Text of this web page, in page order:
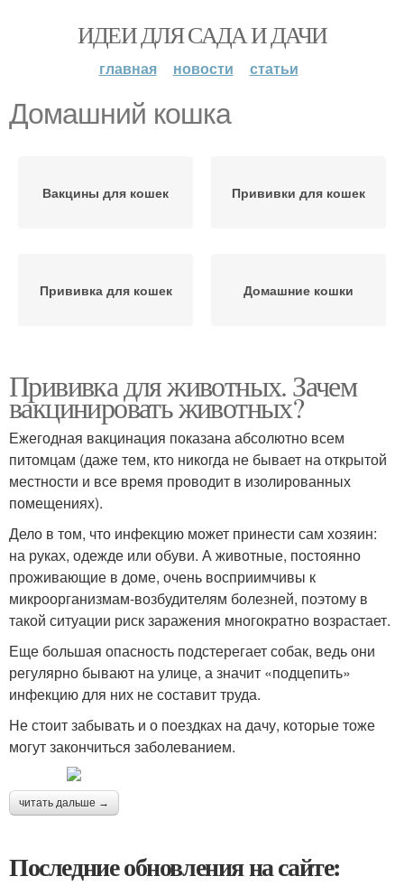
ИДЕИ ДЛЯ САДА И ДАЧИ
главная новости статьи
Домашний кошка
Вакцины для кошек Прививки для кошек
Прививка для кошек Домашние кошки
Прививка для животных. Зачем
вакцинировать животных?
Ежегодная вакцинация показана абсолютно всем
питомцам (даже тем, кто никогда не бывает на открытой
местности и все время проводит в изолированных
помещениях).
Дело в том, что инфекцию может принести сам хозяин:
на руках, одежде или обуви. А животные, постоянно
проживающие в доме, очень восприимчивы к
микроорганизмам-возбудителям болезней, поэтому в
такой ситуации риск заражения многократно возрастает.
Еще большая опасность подстерегает собак, ведь они
регулярно бывают на улице, а значит «подцепить»
инфекцию для них не составит труда.
Не стоит забывать и о поездках на дачу, которые тоже
могут закончиться заболеванием.
читать дальше →
Последние обновления на сайте: